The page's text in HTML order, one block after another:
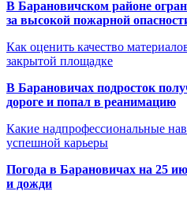
В Барановичском районе
за высокой пожарной
Как оценить качество
закрытой площадке
В Барановичах подросток
дороге и попал в реанимацию
Какие надпрофессиональные
успешной карьеры
Погода в Барановичах на 25
и дожди